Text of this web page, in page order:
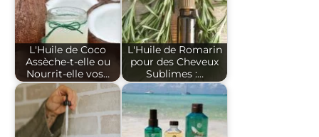
L'Huile de Coco
Assèche-t-elle ou
Nourrit-elle vos…
L'Huile de Romarin
pour des Cheveux
Sublimes :…